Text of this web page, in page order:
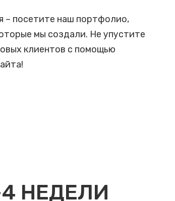
– посетите наш портфолио,
мы создали. Не упустите
клиентов с помощью
4 НЕДЕЛИ